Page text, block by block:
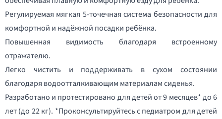
Регулируемая мягкая 5-точечная система безопасности для
комфортной и надёжной посадки ребёнка.
Повышенная видимость благодаря встроенному
отражателю.
Легко чистить и поддерживать в сухом состоянии
благодаря водоотталкивающим материалам сиденья.
Разработано и протестировано для детей от 9 месяцев* до 6
лет (до 22 кг). *Проконсультируйтесь с педиатром для детей